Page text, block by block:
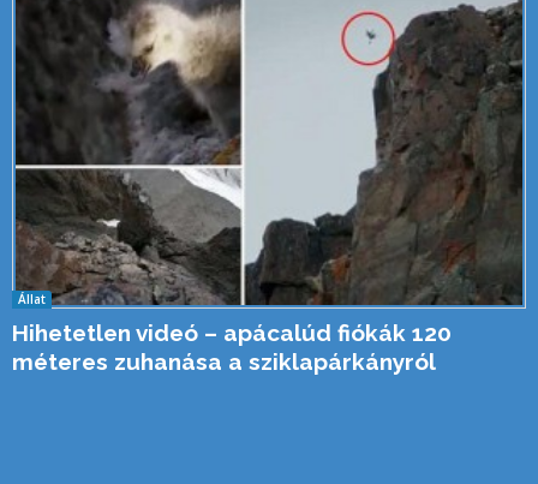
Állat
Hihetetlen videó – apácalúd fiókák 120
méteres zuhanása a sziklapárkányról